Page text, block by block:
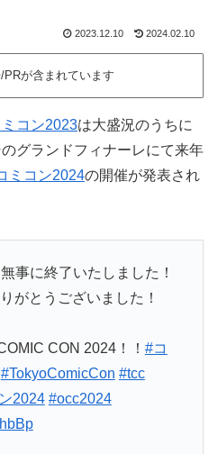
2023.12.10 2024.02.10
が含まれています
コン2023は大盛況のうちに
グランドフィナーレにて来年
ミコン2024の開催が発表され
事に終了いたしました！
がとうございました！
CON 2024！！ #コ
#TokyoComicCon #tcc
2024 #occ2024